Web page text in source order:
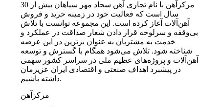
مرکزآهن با نام تجاری آهن سجاد مهر سپاهان بیش از 30
سال است که فعالیت خود در زمینه خرید و فروش
آهن‌آلات آغاز کرده است. این مجموعه توانست با تلاش
بی‌وقفه و سرلوحه قرار دادن شعار صداقت در عملکرد و
خدمت به مشتریان به عنوان برترین در این عرصه
شناخته شود. تلاش می‌شود همگام با گسترش و توسعه
آهن‌آلات و پروژه‌های عظیم ملی در سراسر کشور سهمی
در پیشبرد اهداف صنعتی و اقتصادی ایران عزیزمان
داشته باشیم.
مرکزآهن